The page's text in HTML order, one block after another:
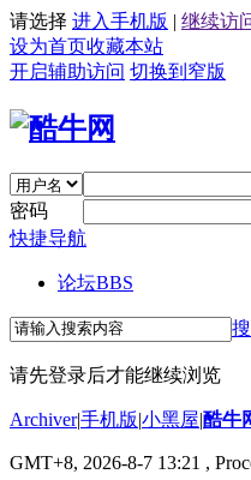
请选择 进入手机版 | 继续访
设为首页收藏本站
开启辅助访问 切换到窄版
密码
快捷导航
论坛BBS
请先登录后才能继续浏览
Archiver|手机版|小黑屋|酷牛
GMT+8, 2026-8-7 13:21 ,